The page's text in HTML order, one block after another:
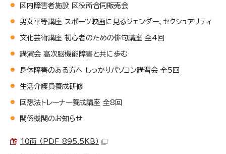
区内障害者施設 区役所合同販売会
男女平等講座 スポーツ映画に見るジェンダー、セクシュアリティ
文化芸術講座 初心者のための俳句講座 全4回
講演会 高次脳機能障害と共に歩む
身体障害のある方へ しっかりパソコン講習会 全5回
生活介護員養成研修
回想法トレーナー養成講座 全8回
関係機関のお知らせ
10面 （PDF 895.5KB）